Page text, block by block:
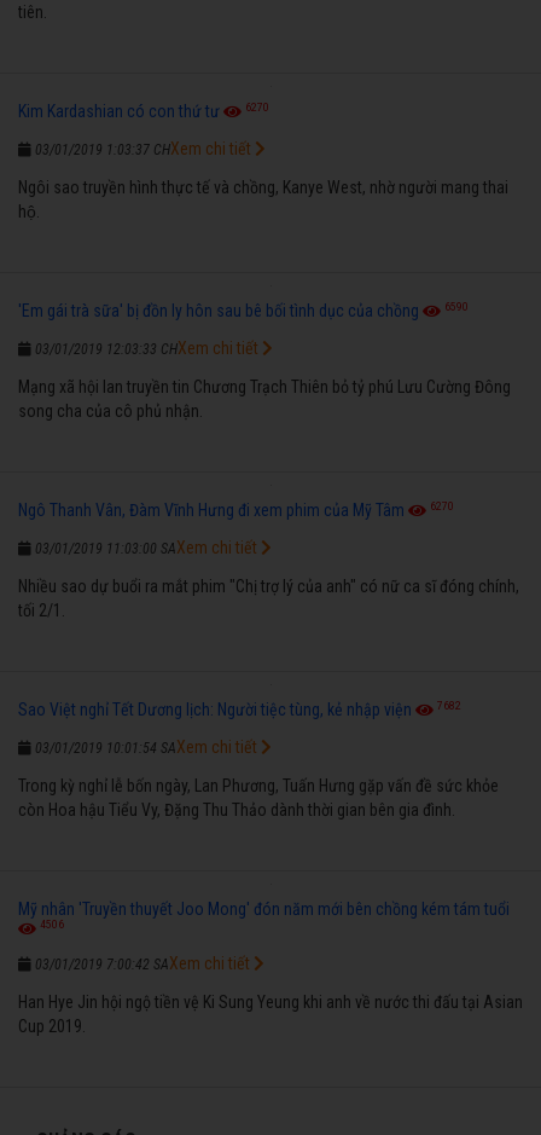
tiên.
Kim Kardashian có con thứ tư 6270
03/01/2019 1:03:37 CH
Ngôi sao truyền hình thực tế và chồng, Kanye West, nhờ người mang thai
hộ.
Xem chi tiết
'Em gái trà sữa' bị đồn ly hôn sau bê bối tình dục của chồng 6590
03/01/2019 12:03:33 CH
Mạng xã hội lan truyền tin Chương Trạch Thiên bỏ tỷ phú Lưu Cường Đông
song cha của cô phủ nhận.
Xem chi tiết
Ngô Thanh Vân, Đàm Vĩnh Hưng đi xem phim của Mỹ Tâm 6270
03/01/2019 11:03:00 SA
Nhiều sao dự buổi ra mắt phim "Chị trợ lý của anh" có nữ ca sĩ đóng chính,
tối 2/1.
Xem chi tiết
Sao Việt nghỉ Tết Dương lịch: Người tiệc tùng, kẻ nhập viện 7682
03/01/2019 10:01:54 SA
Trong kỳ nghỉ lễ bốn ngày, Lan Phương, Tuấn Hưng gặp vấn đề sức khỏe
còn Hoa hậu Tiểu Vy, Đặng Thu Thảo dành thời gian bên gia đình.
Xem chi tiết
Mỹ nhân 'Truyền thuyết Joo Mong' đón năm mới bên chồng kém tám tuổi
4506
03/01/2019 7:00:42 SA
Han Hye Jin hội ngộ tiền vệ Ki Sung Yeung khi anh về nước thi đấu tại Asian
Cup 2019.
Xem chi tiết